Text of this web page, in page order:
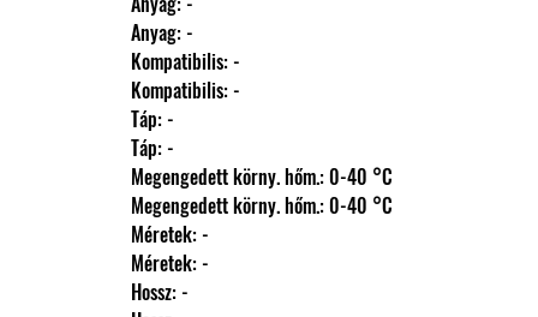
                Anyag: -
                Kompatibilis: -
                Kompatibilis: -
                Táp: -
                Táp: -
                Megengedett körny. hőm.: 0-40 °C
                Megengedett körny. hőm.: 0-40 °C
                Méretek: -
                Méretek: -
                Hossz: -